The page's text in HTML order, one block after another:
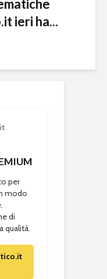
ieri ha...
per
modo
di
qualità.